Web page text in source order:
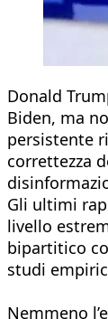
Donald
Biden, ma
persistente
correttezza
Gli ultimi
livello
bipartitico
studi
Nemmeno